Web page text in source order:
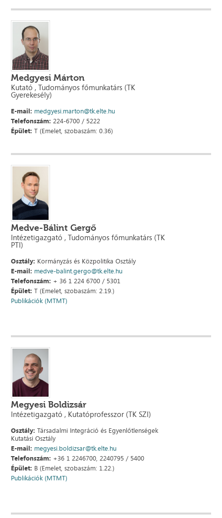
Medgyesi Márton
Kutató , Tudományos főmunkatárs (TK
Gyerekesély)
E-mail: medgyesi.marton@tk.elte.hu
Telefonszám: 224-6700 / 5222
Épület: T (Emelet, szobaszám: 0.36)
Medve-Bálint Gergő
Intézetigazgató , Tudományos főmunkatárs (TK
PTI)
Osztály: Kormányzás és Közpolitika Osztály
E-mail: medve-balint.gergo@tk.elte.hu
Telefonszám: + 36 1 224 6700 / 5301
Épület: T (Emelet, szobaszám: 2.19.)
Publikációk (MTMT)
Megyesi Boldizsár
Intézetigazgató , Kutatóprofesszor (TK SZI)
Osztály: Társadalmi Integráció és Egyenlőtlenségek
Kutatási Osztály
E-mail: megyesi.boldizsar@tk.elte.hu
Telefonszám: +36 1 2246700, 2240795 / 5400
Épület: B (Emelet, szobaszám: 1.22.)
Publikációk (MTMT)